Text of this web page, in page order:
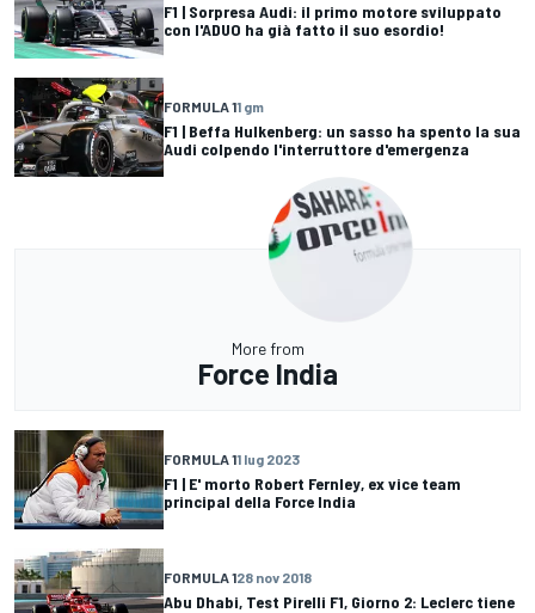
F1 | Sorpresa Audi: il primo motore sviluppato
con l'ADUO ha già fatto il suo esordio!
FORMULA 11 gm
F1 | Beffa Hulkenberg: un sasso ha spento la sua
Audi colpendo l'interruttore d'emergenza
More from
Force India
FORMULA 11 lug 2023
F1 | E' morto Robert Fernley, ex vice team
principal della Force India
FORMULA 128 nov 2018
Abu Dhabi, Test Pirelli F1, Giorno 2: Leclerc tiene